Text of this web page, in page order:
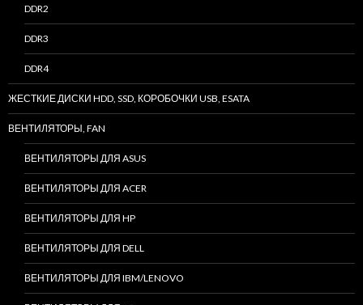
DDR2
DDR3
DDR4
ЖЕСТКИЕ ДИСКИ HDD, SSD, КОРОБОЧКИ USB, ESATA
ВЕНТИЛЯТОРЫ, FAN
ВЕНТИЛЯТОРЫ ДЛЯ ASUS
ВЕНТИЛЯТОРЫ ДЛЯ ACER
ВЕНТИЛЯТОРЫ ДЛЯ HP
ВЕНТИЛЯТОРЫ ДЛЯ DELL
ВЕНТИЛЯТОРЫ ДЛЯ IBM/LENOVO